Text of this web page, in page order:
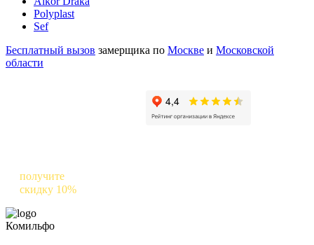
Polyplast
Sef
Бесплатный вызов замерщика по Москве и Московской
области
получите
скидку 10%
Комильфо